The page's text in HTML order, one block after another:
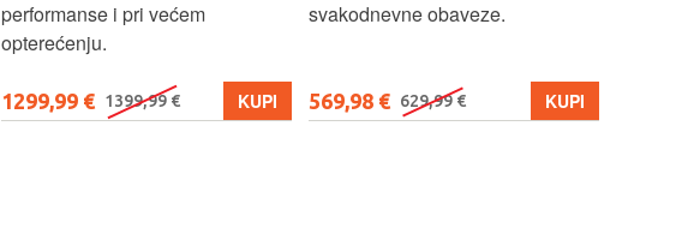
performanse i pri većem
opterećenju.
1299,99 € 1399,99 € KUPI
svakodnevne obaveze.
569,98 € 629,99 € KUPI